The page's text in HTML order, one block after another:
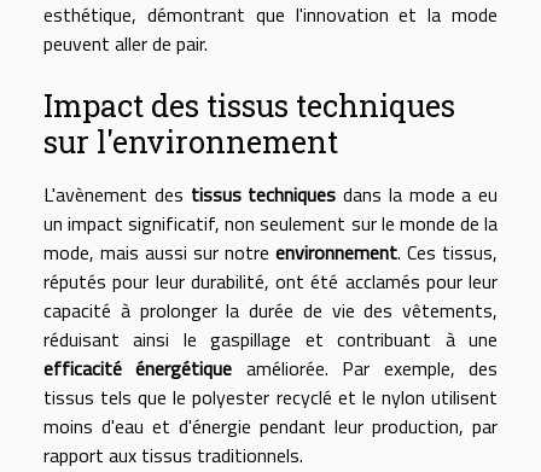
esthétique, démontrant que l'innovation et la mode
peuvent aller de pair.
Impact des tissus techniques
sur l'environnement
L'avènement des tissus techniques dans la mode a eu
un impact significatif, non seulement sur le monde de la
mode, mais aussi sur notre environnement. Ces tissus,
réputés pour leur durabilité, ont été acclamés pour leur
capacité à prolonger la durée de vie des vêtements,
réduisant ainsi le gaspillage et contribuant à une
efficacité énergétique améliorée. Par exemple, des
tissus tels que le polyester recyclé et le nylon utilisent
moins d'eau et d'énergie pendant leur production, par
rapport aux tissus traditionnels.